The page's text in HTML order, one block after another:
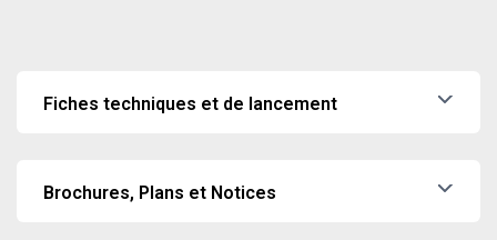
Fiches techniques et de lancement
FT SYNERGY FIRECUT 30 NEXT ELETTRA
FT SYNERGY FIRECUT 60 NEXT ELETTRA
Brochures, Plans et Notices